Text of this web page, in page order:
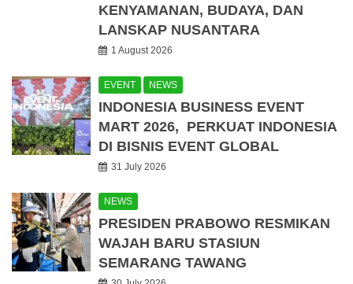
KENYAMANAN, BUDAYA, DAN
LANSKAP NUSANTARA
1 August 2026
EVENT NEWS
INDONESIA BUSINESS EVENT
MART 2026, PERKUAT INDONESIA
DI BISNIS EVENT GLOBAL
31 July 2026
NEWS
PRESIDEN PRABOWO RESMIKAN
WAJAH BARU STASIUN
SEMARANG TAWANG